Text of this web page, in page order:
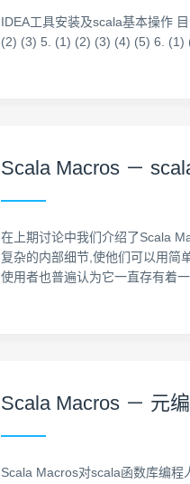
IDEA工具安装及scala基本操
(2) (3) 5. (1) (2) (3) (4) (5) 6.
Scala Macros －
在上期讨论中我们介绍了Scala
复杂的内部细节,使他们可以用简
使用者也普遍认为它一直存有着
Scala Macros － 元
Scala Macros对scala函数库编